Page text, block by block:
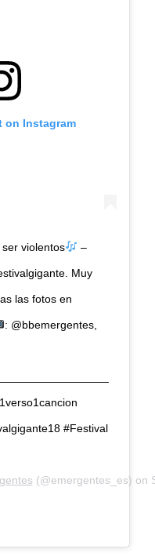
on Instagram
violentos –
Muy
las fotos en
: @bbemergentes,
#Festival
(@emergentes_es) on